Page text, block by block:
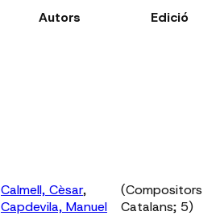
Autors Edició
Calmell, Cèsar,
Capdevila, Manuel
(Compositors
Catalans; 5)